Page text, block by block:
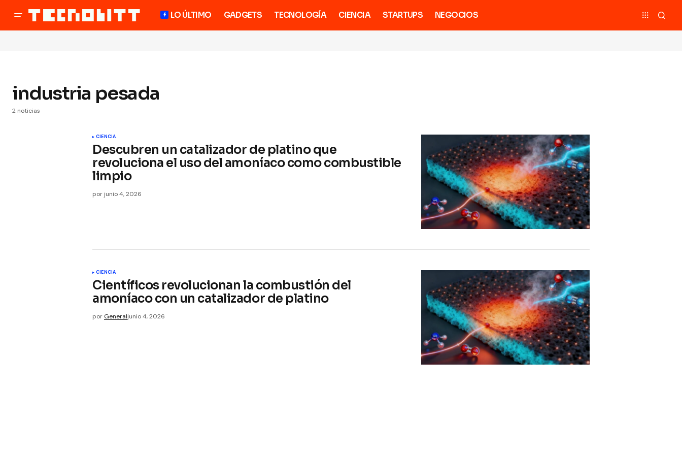
LO ÚLTIMO GADGETS TECNOLOGÍA CIENCIA STARTUPS NEGOCIOS
industria pesada
2 noticias
CIENCIA
Descubren un catalizador de platino que
revoluciona el uso del amoníaco como combustible
limpio
por junio 4, 2026
CIENCIA
Científicos revolucionan la combustión del
amoníaco con un catalizador de platino
por Generaljunio 4, 2026